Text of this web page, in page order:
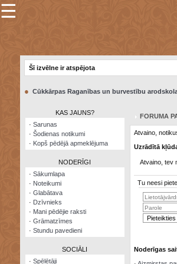
×
Šodienas
Visatcera
almanahs
☰
Šī izvēlne ir atspējota
● Cūkkārpas Raganības un burvestību
KAS JAUNS?
· Sarunas
· Šodienas notikumi
· Kopš pēdējā apmeklējuma
NODERĪGI
· Sākumlapa
· Noteikumi
· Glabātava
· Dzīvnieks
· Mani pēdējie raksti
· Grāmatzīmes
· Stundu pavedieni
SOCIĀLI
· Spēlētāji
FORUMA
Atvaino,
Uzrādītā
Atvaino, tev
Tu neesi
Noderīgas